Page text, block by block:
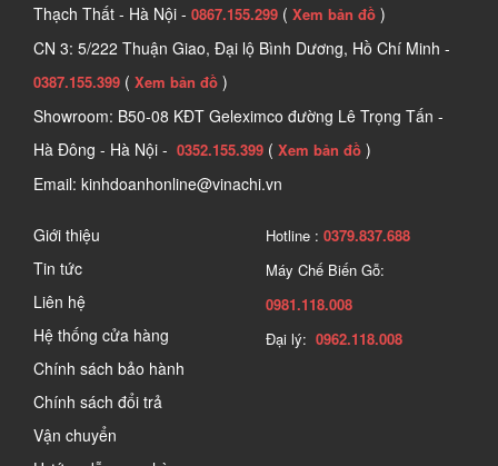
Thạch Thất - Hà Nội - 0867.155.299 ( Xem bản đồ )
CN 3: 5/222 Thuận Giao, Đại lộ Bình Dương, Hồ Chí Minh -
0387.155.399 ( Xem bản đồ )
Showroom: B50-08 KĐT Geleximco đường Lê Trọng Tấn -
Hà Đông - Hà Nội - 0352.155.399 ( Xem bản đồ )
Email: kinhdoanhonline@vinachi.vn
Giới thiệu
Tin tức
Liên hệ
Hệ thống cửa hàng
Chính sách bảo hành
Chính sách đổi trả
Vận chuyển
Hotline : 0379.837.688
Máy Chế Biến Gỗ:
0981.118.008
Đại lý: 0962.118.008